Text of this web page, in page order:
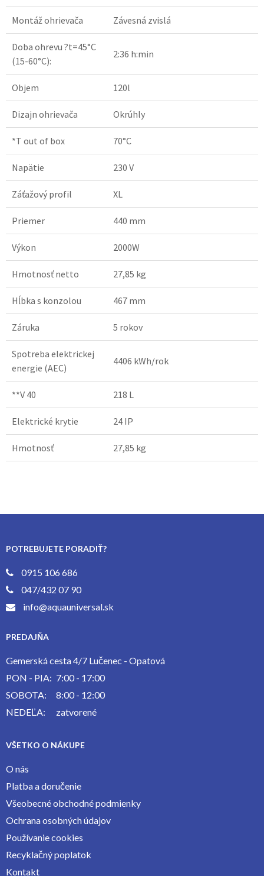
Montáž ohrievača Závesná zvislá
Doba ohrevu ?t=45°C
(15-60°C):
2:36 h:min
Objem 120l
Dizajn ohrievača Okrúhly
*T out of box 70°C
Napätie 230 V
Záťažový profil XL
Priemer 440 mm
Výkon 2000W
Hmotnosť netto 27,85 kg
Hĺbka s konzolou 467 mm
Záruka 5 rokov
Spotreba elektrickej
energie (AEC)
4406 kWh/rok
**V 40 218 L
Elektrické krytie 24 IP
Hmotnosť 27,85 kg
POTREBUJETE PORADIŤ?
0915 106 686
047/432 07 90
info@aquauniversal.sk
PREDAJŇA
Gemerská cesta 4/7 Lučenec - Opatová
PON - PIA: 7:00 - 17:00
SOBOTA:
8:00 - 12:00
NEDEĽA:
zatvorené
VŠETKO O NÁKUPE
O nás
Platba a doručenie
Všeobecné obchodné podmienky
Ochrana osobných údajov
Používanie cookies
Recyklačný poplatok
Kontakt